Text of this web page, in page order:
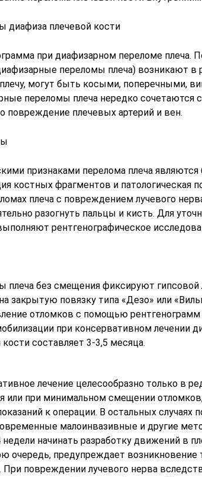
диафиза плечевой кости
при диафизарном переломе плеча.
переломы плеча) возникают в
могут быть косыми, поперечными,
переломы плеча нередко сочетаются
повреждение плечевых артерий и вен.
признаками перелома плеча
костных фрагментов и патологическая
плеча с повреждением лучевого
разогнуть пальцы и кисть. Для
рентгенографическое
плеча без смещения фиксируют гипсовой
закрытую повязку типа «Дезо» или
отломков с помощью
при консервативном лечении
кости составляет 3-3,5 месяца.
лечение целесообразно только в
или при минимальном смещении
к операции. В остальных случаях
малоинвазивные и другие
недели начинать разработку движений в
очередь, предупреждает возникновение
При повреждении лучевого нерва